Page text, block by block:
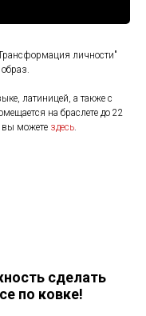
личности"
латиницей, а также с
на браслете до 22
вы можете здесь.
сделать
по ковке!